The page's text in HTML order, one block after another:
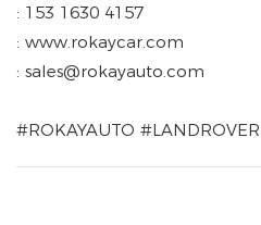
: 153 1630 4157
: www.rokaycar.com
: sales@rokayauto.com
#ROKAYAUTO